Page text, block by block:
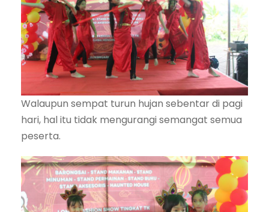
Walaupun sempat turun hujan sebentar di pagi
hari, hal itu tidak mengurangi semangat semua
peserta.